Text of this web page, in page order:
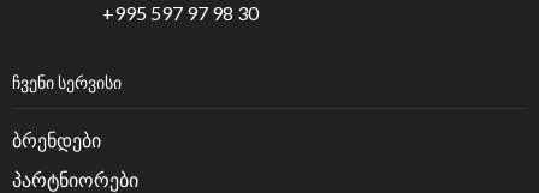
+995 597 97 98 30
ᲩᲕᲔᲜᲘ ᲡᲔᲠᲕᲘᲡᲘ
ბრენდები
პარტნიორები